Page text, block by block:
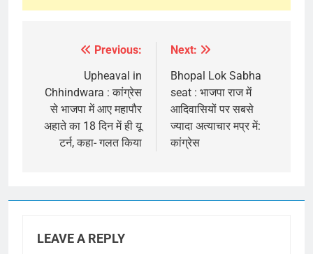
navigation
Previous:
Upheaval in
Chhindwara : कांग्रेस
से भाजपा में आए महापौर
अहाते का 18 दिन में ही यू
टर्न, कहा- गलत किया
Next:
Bhopal Lok Sabha
seat : भाजपा राज में
आदिवासियों पर सबसे
ज्यादा अत्याचार मप्र में:
कांग्रेस
LEAVE A REPLY